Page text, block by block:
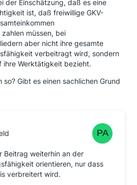
der Einschätzung, daß es eine
ist, daß freiwillige GKV-
müssen, bei
aber nicht ihre gesamte
verbeitragt wird, sondern
ihre Werktätigkeit bezieht.
Gibt es einen sachlichen Grund
Beitrag weiterhin an der
orientieren, nur dass
verbreitert wird.